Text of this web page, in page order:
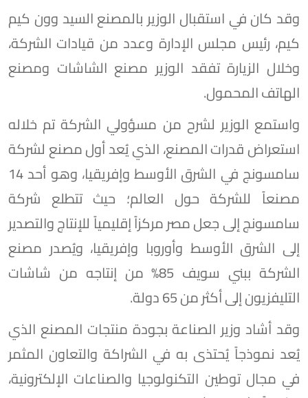
وقد كان في استقبال الوزير بالمصنع السيد وون كيم
كيم، رئيس مجلس الإدارة وعدد من قيادات الشركة،
وخلال الزيارة تفقد الوزير مصنع الشاشات ومصنع
الهاتف المحمول.
واستمع الوزير لشرح من مسؤولي الشركة تم خلاله
استعراض قدرات المصنع، الذي يُعد أول مصنع لشركة
سامسونج في الشرق الأوسط وإفريقيا، وهو أحد 14
مصنعاً للشركة حول العالم؛ حيث تتطلع شركة
سامسونج إلى جعل مصر مركزاً إقليمياً للإنتاج والتصدير
إلى الشرق الأوسط وأوروبا وإفريقيا، ويُصدر مصنع
الشركة ببني سويف 85% من إنتاجه من شاشات
التليفزيون إلى أكثر من 65 دولة.
وقد أشاد وزير الصناعة بجودة منتجات المصنع الذي
يُعد نموذجاً يُحتذى به في الشراكة والتعاون المثمر
في مجال توطين التكنولوجيا والصناعات الإلكترونية،